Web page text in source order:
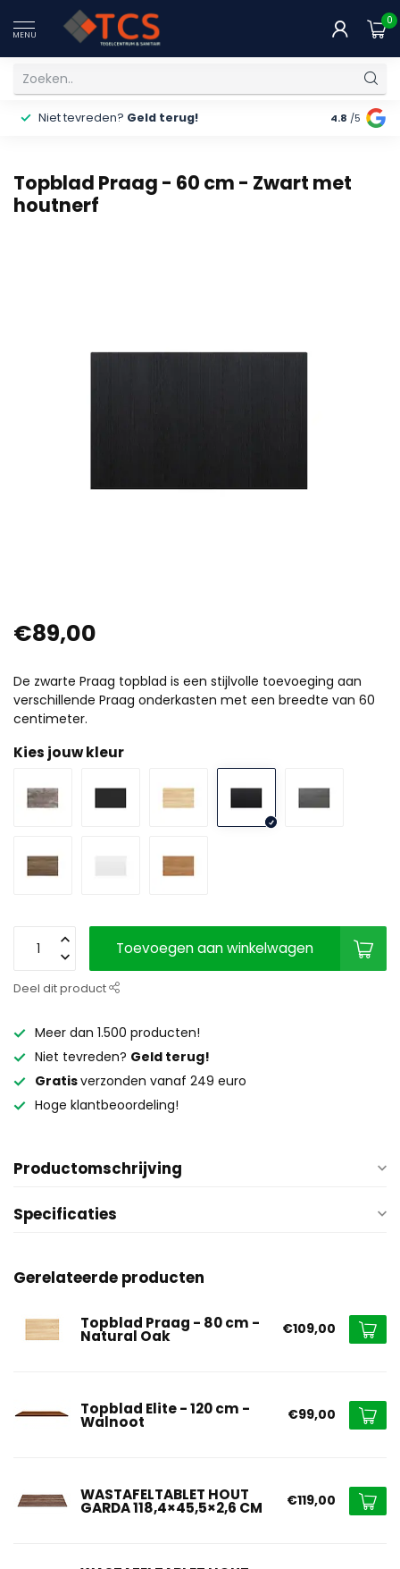
MENU
0
Niet tevreden? Geld terug! Gratis
4.8 /5
Topblad Praag - 60 cm - Zwart met
houtnerf
€89,00
De zwarte Praag topblad is een stijlvolle toevoeging aan
verschillende Praag onderkasten met een breedte van 60
centimeter.
Kies jouw kleur
Toevoegen aan winkelwagen
Deel dit product
Meer dan 1.500 producten!
Niet tevreden? Geld terug!
Gratisverzonden vanaf 249 euro
Hoge klantbeoordeling!
Productomschrijving
Specificaties
Gerelateerde producten
Topblad Praag - 80 cm -
Natural Oak €109,00
Topblad Elite - 120 cm -
Walnoot €99,00
WASTAFELTABLET HOUT
GARDA 118,4×45,5×2,6 CM €119,00